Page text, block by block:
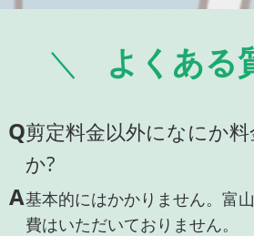
よくある
Q剪定料金以外になにか
か?
A基本的にはかかりません。富
費はいただいておりません。